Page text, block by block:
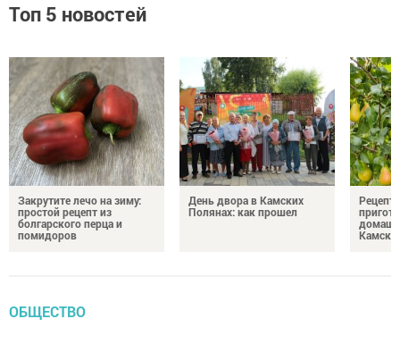
Топ 5 новостей
Закрутите лечо на зиму:
простой рецепт из
болгарского перца и
помидоров
День двора в Камских
Полянах: как прошел
ОБЩЕСТВО